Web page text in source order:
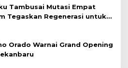
Tambusai Mutasi Empat
Tegaskan Regenerasi untuk
Orado Warnai Grand Opening